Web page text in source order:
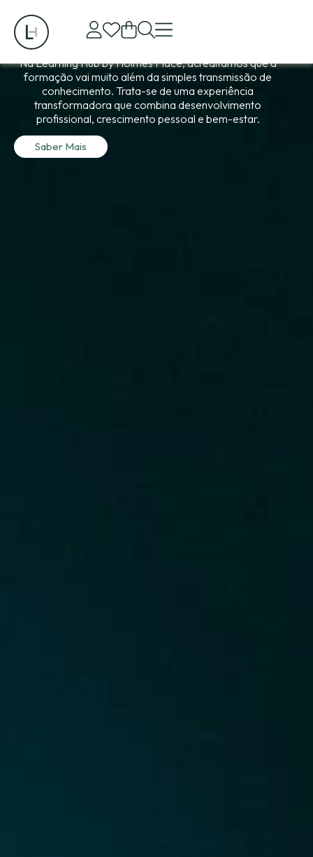
Learning Today Leading
Tomorrow
Na Learning Hub by Holmes Place, acreditamos que a
formação vai muito além da simples transmissão de
conhecimento. Trata-se de uma experiência
transformadora que combina desenvolvimento
profissional, crescimento pessoal e bem-estar.
Saber Mais